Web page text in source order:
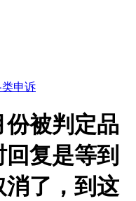
类申诉
份被判定品
复是等到
消了，到这